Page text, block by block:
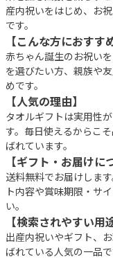
産内祝いをはじめ、お
です。
【こんな方におすす
赤ちゃん誕生のお祝い
を選びたい方、親族や
めです。
【人気の理由】
タオルギフトは実用性
す。毎日使えるからこ
ばれています。
【ギフト・お届けに
送料無料でお届けしま
ト内容や賞味期限・サ
い。
【検索されやすい用
出産内祝いやギフト、
ばれている人気の一品で